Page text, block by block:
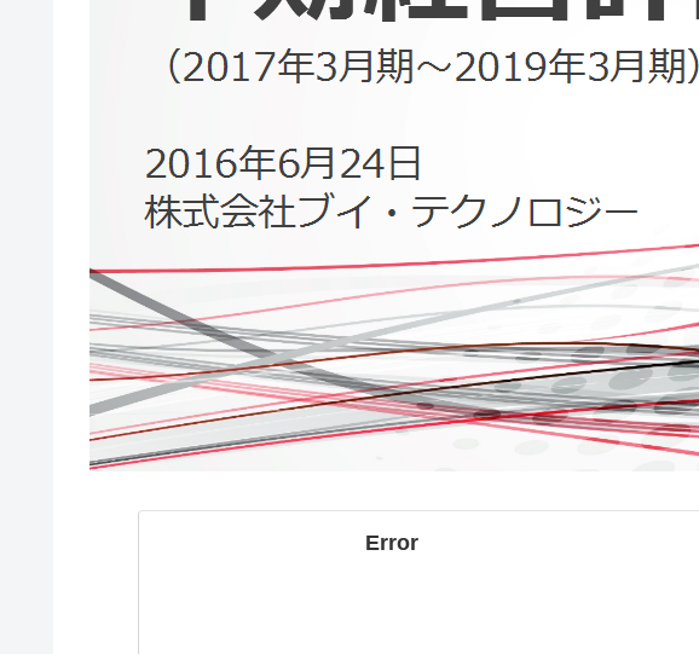
Error